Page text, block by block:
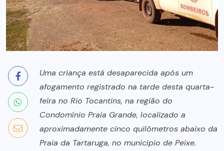
Uma criança está desaparecida após um
afogamento registrado na tarde desta quarta-
feira no Rio Tocantins, na região do
Condomínio Praia Grande, localizado a
aproximadamente cinco quilômetros abaixo da
Praia da Tartaruga, no município de Peixe.